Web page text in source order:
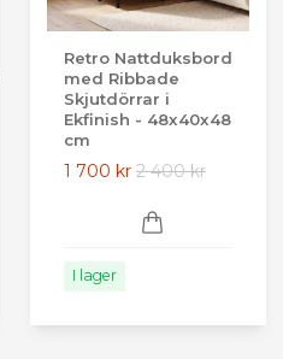
Retro Nattduksbord
med Ribbade
Skjutdörrar i
Ekfinish - 48x40x48
cm
1 700 kr 2 400 kr
I lager